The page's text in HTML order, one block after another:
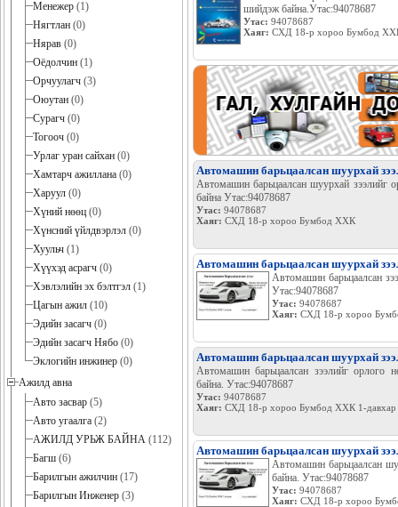
Менежер (1)
Нягтлан (0)
Нярав (0)
Оёдолчин (1)
Орчуулагч (3)
Оюутан (0)
Сурагч (0)
Тогооч (0)
Урлаг уран сайхан (0)
Хамтарч ажиллана (0)
Харуул (0)
Хүний нөөц (0)
Хүнсний үйлдвэрлэл (0)
Хуульч (1)
Хүүхэд асрагч (0)
Хэвлэлийн эх бэлтгэл (1)
Цагын ажил (10)
Эдийн засагч (0)
Эдийн засагч Нябо (0)
Эклогийн инжинер (0)
Ажилд авна
Авто засвар (5)
Авто угаалга (2)
АЖИЛД УРЬЖ БАЙНА (112)
Багш (6)
Барилгын ажилчин (17)
Барилгын Инженер (3)
шийдэж байна.Утас:94078687
Утас: 94078687
Хаяг: СХД 18-р хороо Бумбод
Автомашин барьцаалсан шуурхай
Автомашин барьцаалсан шуурхай зээлийг
байна Утас:94078687
Утас: 94078687
Хаяг: СХД 18-р хороо Бумбод ХХК
Автомашин барьцаалсан шуурхай
Автомашин барьцаалсан
Утас:94078687
Утас: 94078687
Хаяг: СХД 18-р хороо
Автомашин барьцаалсан шуурхай
Автомашин барьцаалсан зээлийг орлого
байна. Утас:94078687
Утас: 94078687
Хаяг: СХД 18-р хороо Бумбод ХХК 1-давхар
Автомашин барьцаалсан шуурхай
Автомашин барьцаалсан
байна. Утас:94078687
Утас: 94078687
Хаяг: СХД 18-р хороо